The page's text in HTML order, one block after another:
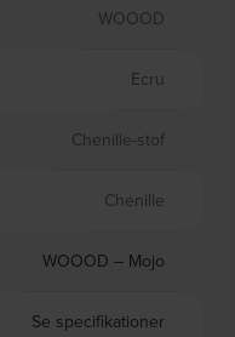
WOOOD
Ecru
Chenille-stof
Chenille
WOOOD – Mojo
Se specifikationer